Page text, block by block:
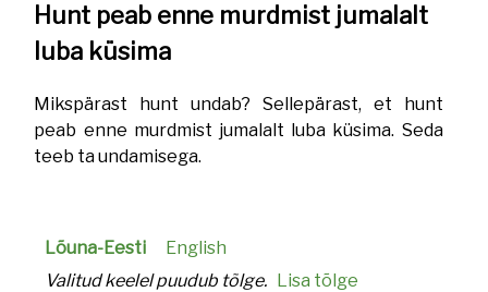
Hunt peab enne murdmist jumalalt
luba küsima
Mikspärast hunt undab? Sellepärast, et hunt
peab enne murdmist jumalalt luba küsima. Seda
teeb ta undamisega.
Lõuna-Eesti
English
Valitud keelel puudub tõlge. Lisa tõlge